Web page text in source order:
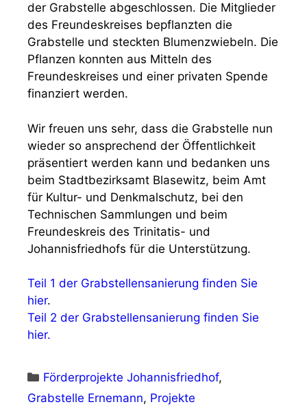
der Grabstelle abgeschlossen. Die Mitglieder
des Freundeskreises bepflanzten die
Grabstelle und steckten Blumenzwiebeln. Die
Pflanzen konnten aus Mitteln des
Freundeskreises und einer privaten Spende
finanziert werden.
Wir freuen uns sehr, dass die Grabstelle nun
wieder so ansprechend der Öffentlichkeit
präsentiert werden kann und bedanken uns
beim Stadtbezirksamt Blasewitz, beim Amt
für Kultur- und Denkmalschutz, bei den
Technischen Sammlungen und beim
Freundeskreis des Trinitatis- und
Johannisfriedhofs für die Unterstützung.
Teil 1 der Grabstellensanierung finden Sie
hier.
Teil 2 der Grabstellensanierung finden Sie
hier.
Kategorien
Förderprojekte Johannisfriedhof,
Grabstelle Ernemann, Projekte